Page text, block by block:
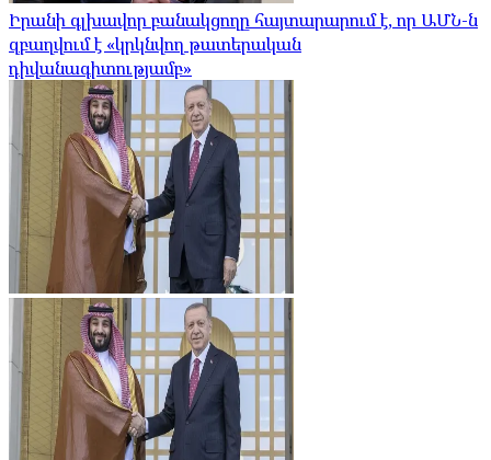
Իրանի գլխավոր բանակցողը հայտարարում է, որ ԱՄՆ-ն
զբաղվում է «կրկնվող թատերական
դիվանագիտությամբ»